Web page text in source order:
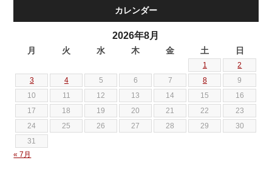
カレンダー
2026年8月
月 火 水 木 金 土 日
1
2
3
4 5 6 7 8
9
10
11 12 13 14 15
16
17
18 19 20 21 22
23
24
25 26 27 28 29
30
31
« 7月